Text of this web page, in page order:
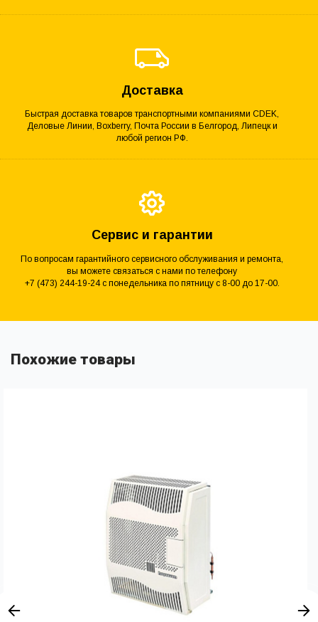
Доставка
Быстрая доставка товаров транспортными компаниями CDEK,
Деловые Линии, Boxberry, Почта России в Белгород, Липецк и
любой регион РФ.
Сервис и гарантии
По вопросам гарантийного сервисного обслуживания и ремонта,
вы можете связаться с нами по телефону
+7 (473) 244-19-24 с понедельника по пятницу с 8-00 до 17-00.
Похожие товары